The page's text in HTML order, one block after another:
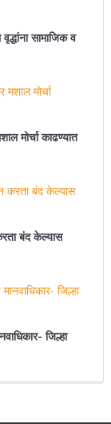
सामाजिक व
मोर्चा काढण्यात
करता बंद केल्यास
जिल्हा